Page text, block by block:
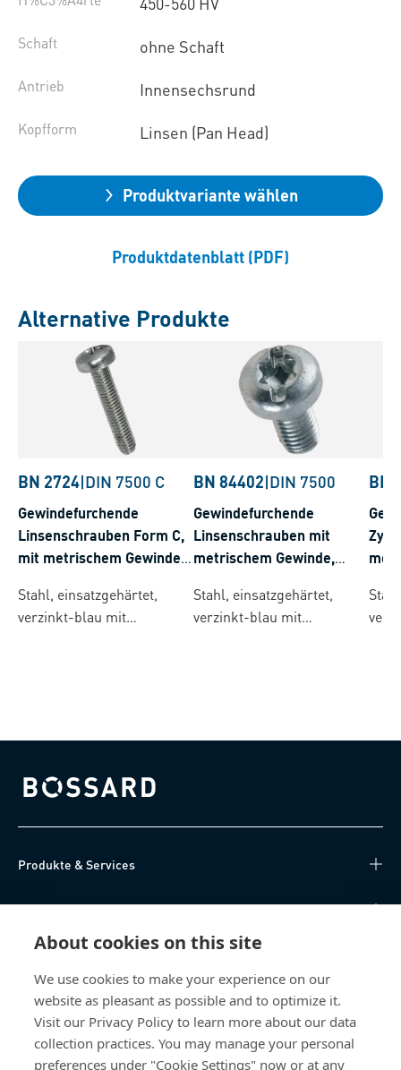
About cookies on this site
We use cookies to make your experience on our
website as pleasant as possible and to optimize it.
Visit our Privacy Policy to learn more about our data
collection practices. You may manage your personal
preferences under "Cookie Settings" now or at any
Schaft ohne Schaft
Antrieb Innensechsrund
Kopfform Linsen (Pan Head)
Produktvariante wählen
Produktdatenblatt (PDF)
Alternative Produkte
BN 2724|DIN 7500 C
Gewindefurchende
Linsenschrauben Form C,
mit metrischem Gewinde
Form Z
Stahl, einsatzgehärtet,
verzinkt-blau mit
BN 84402|DIN 7500
Gewindefurchende
Linsenschrauben mit
metrischem Gewinde,
durchgehendem Schlitz
Stahl, einsatzgehärtet,
verzinkt-blau mit
BN
Bossard homepage
Produkte & Services
Wissen
Über uns
Bossard Österreich